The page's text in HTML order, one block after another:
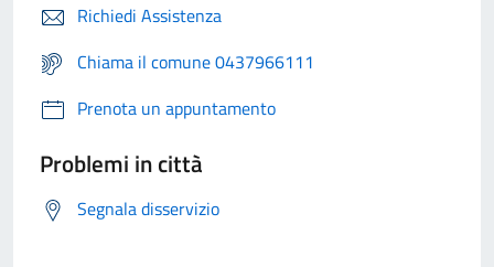
Richiedi Assistenza
Chiama il comune 0437966111
Prenota un appuntamento
Problemi in città
Segnala disservizio